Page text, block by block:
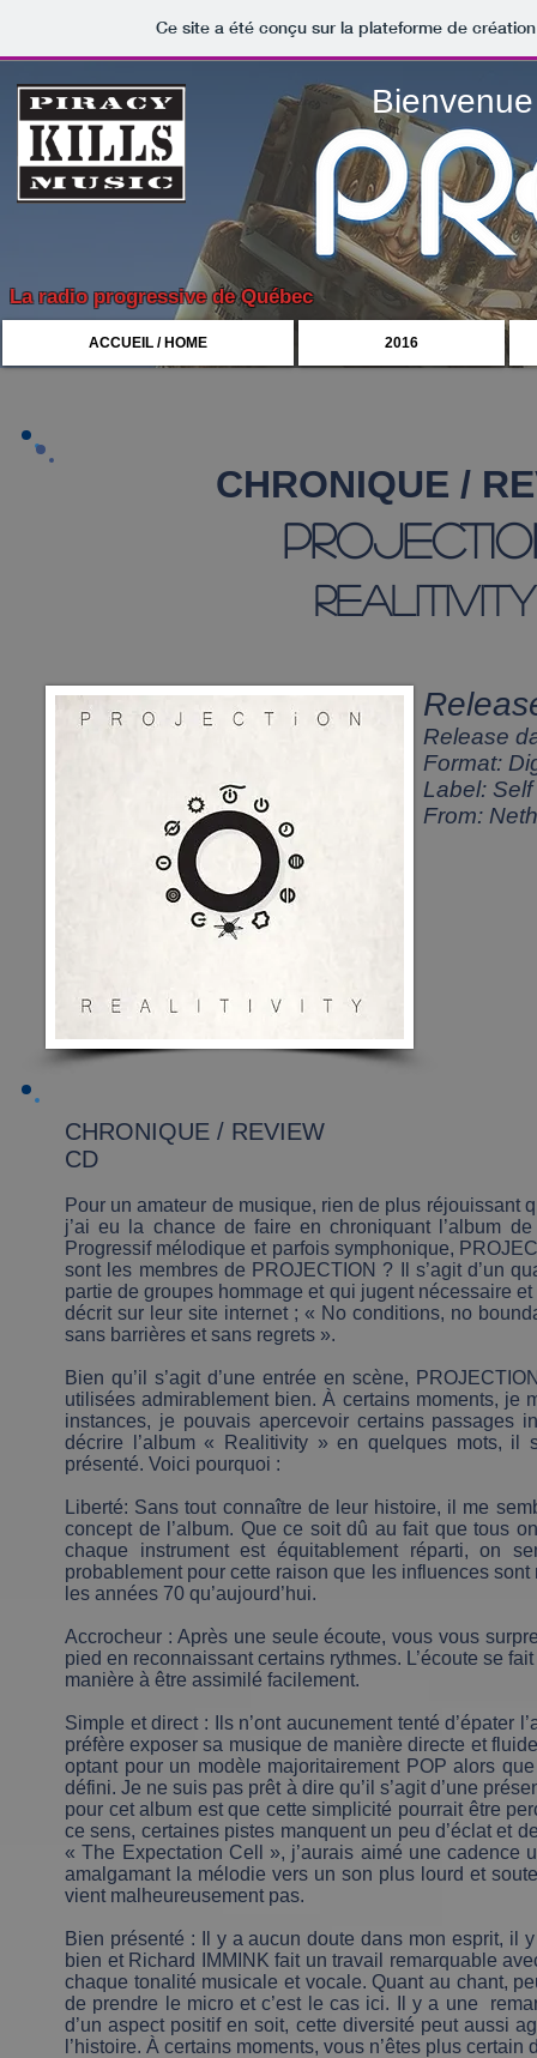
Ce site a été conçu sur la plateforme de
La radio progressive de Québec
CHRONIQUE /
realitivity
Release
Format:
Label:
From:
CHRONIQUE / REVIEW
CD
Pour un amateur de musique, rien de plus réjouissant
j’ai eu la chance de faire en chroniquant l’album
Progressif mélodique et parfois symphonique,
sont les membres de PROJECTION ? Il s’agit d’un
partie de groupes hommage et qui jugent nécessaire
décrit sur leur site internet ; « No conditions, no
sans barrières et sans regrets ».
Bien qu’il s’agit d’une entrée en scène,
utilisées admirablement bien. À certains moments, je
instances, je pouvais apercevoir certains passages
décrire l’album « Realitivity » en quelques mots, il
présenté. Voici pourquoi :
Liberté: Sans tout connaître de leur histoire, il me
concept de l’album. Que ce soit dû au fait que tous
chaque instrument est équitablement réparti, on
probablement pour cette raison que les influences
les années 70 qu’aujourd’hui.
Accrocheur : Après une seule écoute, vous vous
pied en reconnaissant certains rythmes. L’écoute se
manière à être assimilé facilement.
Simple et direct : Ils n’ont aucunement tenté d’épater
préfère exposer sa musique de manière directe et
optant pour un modèle majoritairement POP alors
défini. Je ne suis pas prêt à dire qu’il s’agit d’une
pour cet album est que cette simplicité pourrait être
ce sens, certaines pistes manquent un peu d’éclat et
« The Expectation Cell », j’aurais aimé une
amalgamant la mélodie vers un son plus lourd et
vient malheureusement pas.
Bien présenté : Il y a aucun doute dans mon esprit, il
bien et Richard IMMINK fait un travail remarquable
chaque tonalité musicale et vocale. Quant au chant,
de prendre le micro et c’est le cas ici. Il y a une
d’un aspect positif en soit, cette diversité peut aussi
l’histoire. À certains moments, vous n’êtes plus certain
ACCUEIL / HOME 2016